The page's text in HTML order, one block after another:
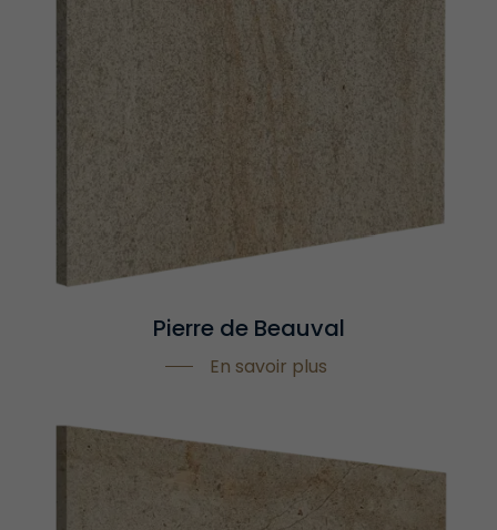
Pierre de Beauval
En savoir plus